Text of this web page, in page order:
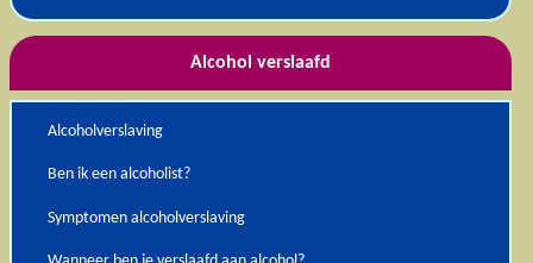
Alcohol verslaafd
Alcoholverslaving
Ben ik een alcoholist?
Symptomen alcoholverslaving